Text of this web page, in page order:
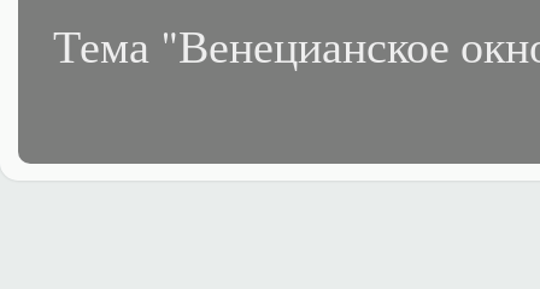
Тема "Венецианское